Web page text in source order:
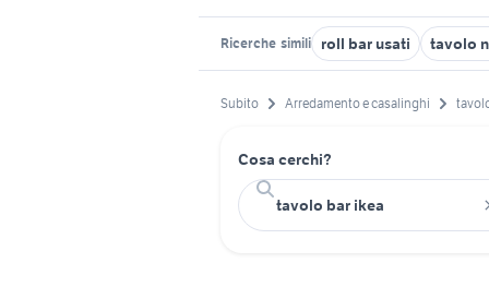
Ricerche simili roll bar usati tavolo
Subito Arredamento e casalinghi
Cosa cerchi?